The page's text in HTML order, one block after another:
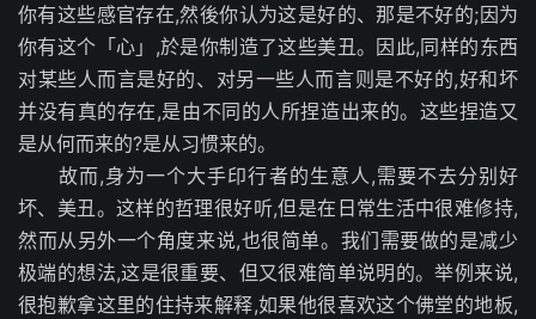
你有这些感官存在,然後你认为这是好的、那是不好的;因为
你有这个「心」,於是你制造了这些美丑。因此,同样的东西
对某些人而言是好的、对另一些人而言则是不好的,好和坏
并没有真的存在,是由不同的人所捏造出来的。这些捏造又
是从何而来的?是从习惯来的。
故而,身为一个大手印行者的生意人,需要不去分别好
坏、美丑。这样的哲理很好听,但是在日常生活中很难修持,
然而从另外一个角度来说,也很简单。我们需要做的是减少
极端的想法,这是很重要、但又很难简单说明的。举例来说,
很抱歉拿这里的住持来解释,如果他很喜欢这个佛堂的地板,